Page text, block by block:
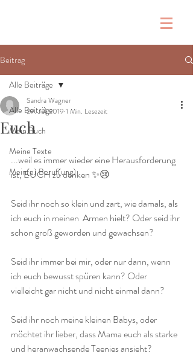
Beitrag
Alle Beiträge
Mein Buch
Meine Texte
Mein(e) Beruf(ung)
Alle Beiträge
Euch
Sandra Wagner
29. Juli 2019 1 Min. Lesezeit
...weil es immer wieder eine Herausforderung
ist, EUCH zu denken ✨😢
Seid ihr noch so klein und zart, wie damals, als
ich euch in meinen  Armen hielt? Oder seid ihr
schon groß geworden und gewachsen?
Seid ihr immer bei mir, oder nur dann, wenn
ich euch bewusst spüren kann? Oder
vielleicht gar nicht und nicht einmal dann?
Seid ihr noch meine kleinen Babys, oder
möchtet ihr lieber, dass Mama euch als starke
und heranwachsende Teenies ansieht?